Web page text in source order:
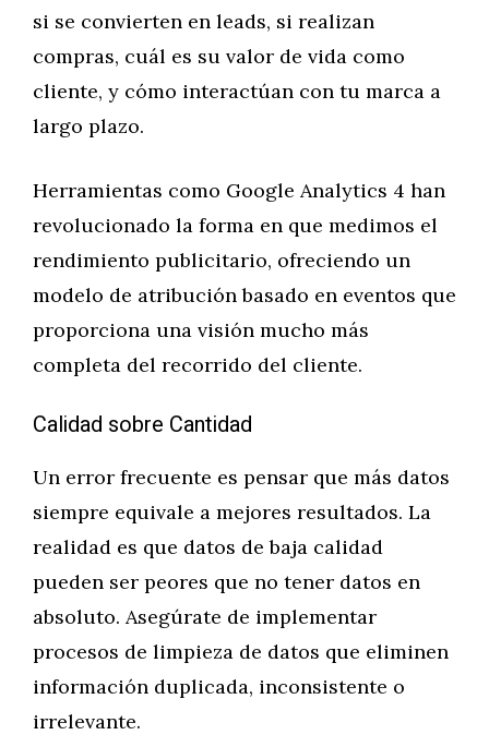
si se convierten en leads, si realizan
compras, cuál es su valor de vida como
cliente, y cómo interactúan con tu marca a
largo plazo.
Herramientas como Google Analytics 4 han
revolucionado la forma en que medimos el
rendimiento publicitario, ofreciendo un
modelo de atribución basado en eventos que
proporciona una visión mucho más
completa del recorrido del cliente.
Calidad sobre Cantidad
Un error frecuente es pensar que más datos
siempre equivale a mejores resultados. La
realidad es que datos de baja calidad
pueden ser peores que no tener datos en
absoluto. Asegúrate de implementar
procesos de limpieza de datos que eliminen
información duplicada, inconsistente o
irrelevante.